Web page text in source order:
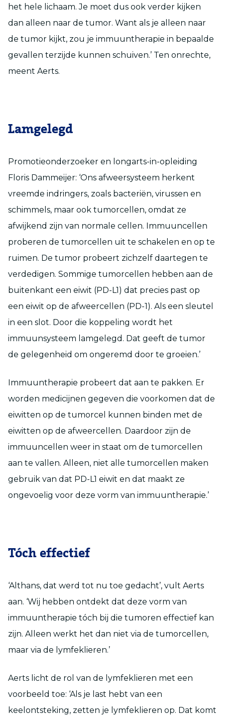
het hele lichaam. Je moet dus ook verder kijken
dan alleen naar de tumor. Want als je alleen naar
de tumor kijkt, zou je immuuntherapie in bepaalde
gevallen terzijde kunnen schuiven.’ Ten onrechte,
meent Aerts.
Lamgelegd
Promotieonderzoeker en longarts-in-opleiding
Floris Dammeijer: ‘Ons afweersysteem herkent
vreemde indringers, zoals bacteriën, virussen en
schimmels, maar ook tumorcellen, omdat ze
afwijkend zijn van normale cellen. Immuuncellen
proberen de tumorcellen uit te schakelen en op te
ruimen. De tumor probeert zichzelf daartegen te
verdedigen. Sommige tumorcellen hebben aan de
buitenkant een eiwit (PD-L1) dat precies past op
een eiwit op de afweercellen (PD-1). Als een sleutel
in een slot. Door die koppeling wordt het
immuunsysteem lamgelegd. Dat geeft de tumor
de gelegenheid om ongeremd door te groeien.’
Immuuntherapie probeert dat aan te pakken. Er
worden medicijnen gegeven die voorkomen dat de
eiwitten op de tumorcel kunnen binden met de
eiwitten op de afweercellen. Daardoor zijn de
immuuncellen weer in staat om de tumorcellen
aan te vallen. Alleen, niet alle tumorcellen maken
gebruik van dat PD-L1 eiwit en dat maakt ze
ongevoelig voor deze vorm van immuuntherapie.’
Tóch effectief
‘Althans, dat werd tot nu toe gedacht’, vult Aerts
aan. ‘Wij hebben ontdekt dat deze vorm van
immuuntherapie tóch bij die tumoren effectief kan
zijn. Alleen werkt het dan niet via de tumorcellen,
maar via de lymfeklieren.’
Aerts licht de rol van de lymfeklieren met een
voorbeeld toe: ‘Als je last hebt van een
keelontsteking, zetten je lymfeklieren op. Dat komt